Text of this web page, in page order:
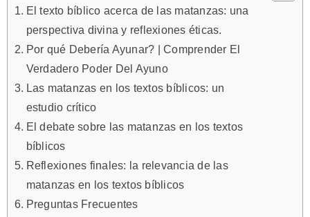
El texto bíblico acerca de las matanzas: una
perspectiva divina y reflexiones éticas.
Por qué Debería Ayunar? | Comprender El
Verdadero Poder Del Ayuno
Las matanzas en los textos bíblicos: un
estudio crítico
El debate sobre las matanzas en los textos
bíblicos
Reflexiones finales: la relevancia de las
matanzas en los textos bíblicos
Preguntas Frecuentes